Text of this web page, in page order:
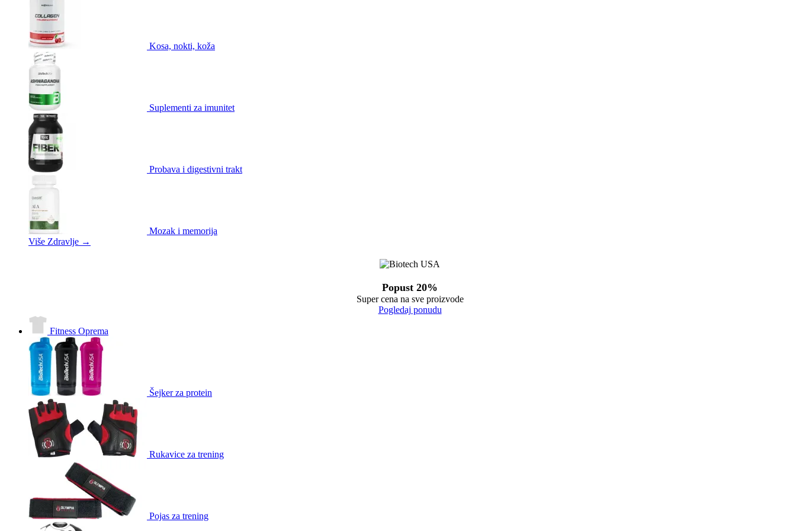
Kosa, nokti, koža
Suplementi za imunitet
Probava i digestivni trakt
Mozak i memorija
Više Zdravlje →
Popust 20%
Super cena na sve proizvode
Pogledaj ponudu
Fitness Oprema
Šejker za protein
Rukavice za trening
Pojas za trening